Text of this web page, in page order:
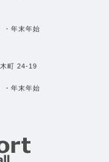
・年末年始
町 24-19
・年末年始